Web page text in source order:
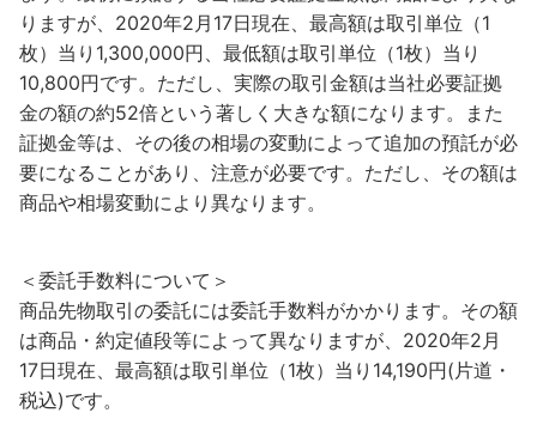
りますが、2020年2月17日現在、最高額は取引単位（1
枚）当り1,300,000円、最低額は取引単位（1枚）当り
10,800円です。ただし、実際の取引金額は当社必要証拠
金の額の約52倍という著しく大きな額になります。また
証拠金等は、その後の相場の変動によって追加の預託が必
要になることがあり、注意が必要です。ただし、その額は
商品や相場変動により異なります。
＜委託手数料について＞
商品先物取引の委託には委託手数料がかかります。その額
は商品・約定値段等によって異なりますが、2020年2月
17日現在、最高額は取引単位（1枚）当り14,190円(片道・
税込)です。